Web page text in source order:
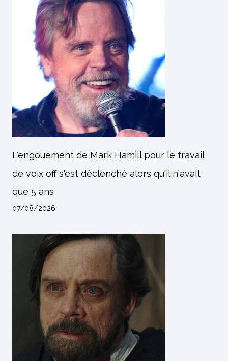
L'engouement de Mark Hamill pour le travail
de voix off s'est déclenché alors qu'il n'avait
que 5 ans
07/08/2026